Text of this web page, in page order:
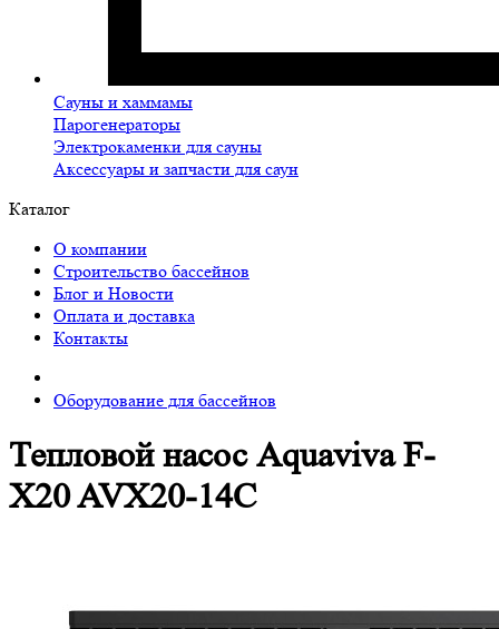
Сауны и хаммамы
Парогенераторы
Электрокаменки для сауны
Аксессуары и запчасти для саун
Каталог
О компании
Строительство бассейнов
Блог и Новости
Оплата и доставка
Контакты
Оборудование для бассейнов
Тепловой насос Aquaviva F-
X20 AVX20-14C